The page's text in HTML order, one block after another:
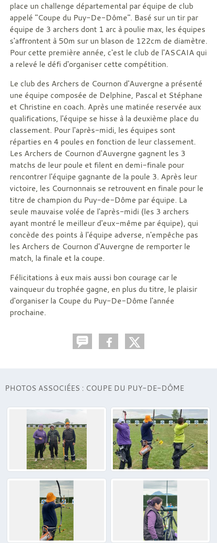
place un challenge départemental par équipe de club
appelé "Coupe du Puy-De-Dôme". Basé sur un tir par
équipe de 3 archers dont 1 arc à poulie max, les équipes
s'affrontent à 50m sur un blason de 122cm de diamètre.
Pour cette première année, c'est le club de l'ASCAIA qui
a relevé le défi d'organiser cette compétition.
Le club des Archers de Cournon d'Auvergne a présenté
une équipe composée de Delphine, Pascal et Stéphane
et Christine en coach. Après une matinée reservée aux
qualifications, l'équipe se hisse à la deuxième place du
classement. Pour l'après-midi, les équipes sont
réparties en 4 poules en fonction de leur classement.
Les Archers de Cournon d'Auvergne gagnent les 3
matchs de leur poule et filent en demi-finale pour
rencontrer l'équipe gagnante de la poule 3. Après leur
victoire, les Cournonnais se retrouvent en finale pour le
titre de champion du Puy-de-Dôme par équipe. La
seule mauvaise volée de l'après-midi (les 3 archers
ayant montré le meilleur d'eux-même par équipe), qui
concède des points à l'équipe adverse, n'empêche pas
les Archers de Cournon d'Auvergne de remporter le
match, la finale et la coupe.
Félicitations à eux mais aussi bon courage car le
vainqueur du trophée gagne, en plus du titre, le plaisir
d'organiser la Coupe du Puy-De-Dôme l'année
prochaine.
PHOTOS ASSOCIÉES : COUPE DU PUY-DE-DÔME